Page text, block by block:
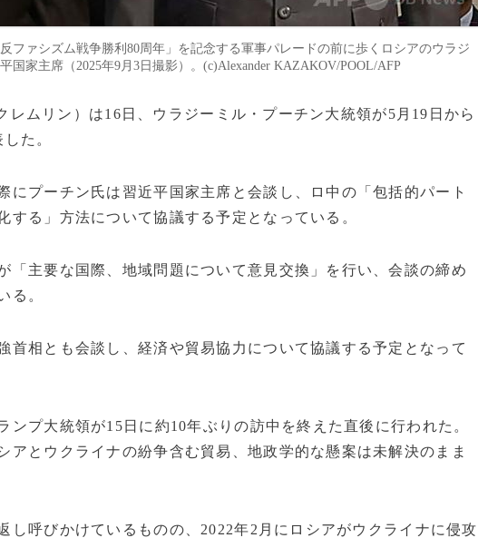
ファシズム戦争勝利80周年」を記念する軍事パレードの前に歩くロシアのウラジ
国家主席（2025年9月3日撮影）。(c)Alexander KAZAKOV/POOL/AFP
レムリン）は16日、ウラジーミル・プーチン大統領が5月19日から
た。
にプーチン氏は習近平国家主席と会談し、ロ中の「包括的パート
する」方法について協議する予定となっている。
「主要な国際、地域問題について意見交換」を行い、会談の締め
る。
首相とも会談し、経済や貿易協力について協議する予定となって
ンプ大統領が15日に約10年ぶりの訪中を終えた直後に行われた。
アとウクライナの紛争含む貿易、地政学的な懸案は未解決のまま
し呼びかけているものの、2022年2月にロシアがウクライナに侵攻